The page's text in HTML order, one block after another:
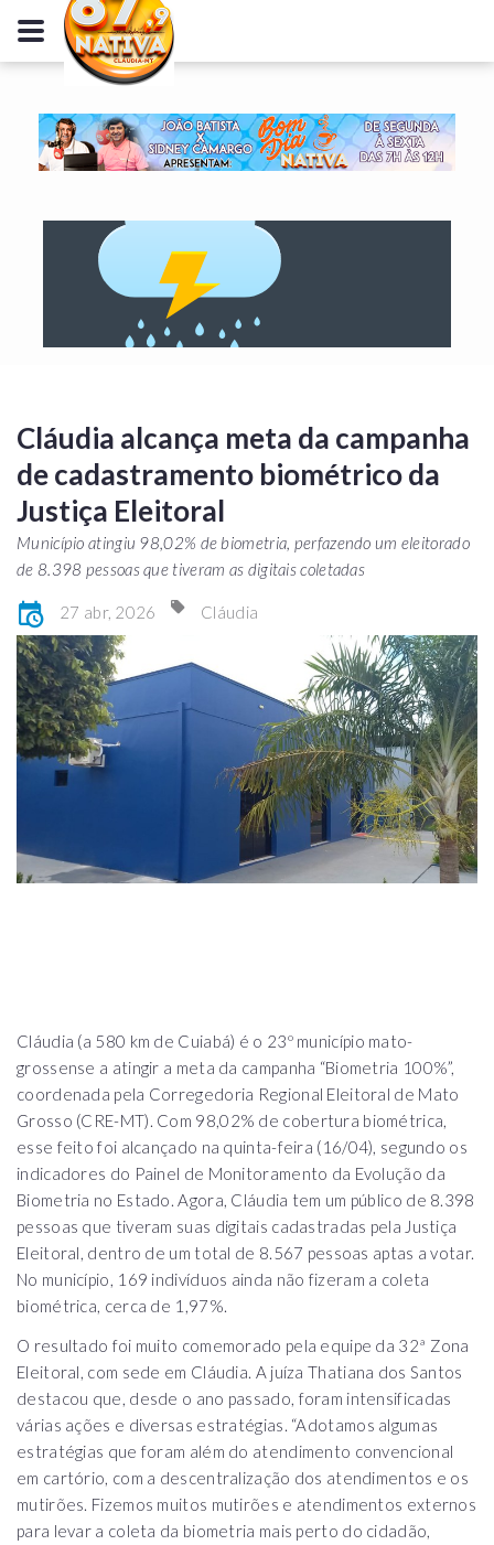
Cláudia alcança meta da campanha
de cadastramento biométrico da
Justiça Eleitoral
Município atingiu 98,02% de biometria, perfazendo um eleitorado
de 8.398 pessoas que tiveram as digitais coletadas
27 abr, 2026 Cláudia
Cláudia (a 580 km de Cuiabá) é o 23º município mato-
grossense a atingir a meta da campanha “Biometria 100%”,
coordenada pela Corregedoria Regional Eleitoral de Mato
Grosso (CRE-MT). Com 98,02% de cobertura biométrica,
esse feito foi alcançado na quinta-feira (16/04), segundo os
indicadores do Painel de Monitoramento da Evolução da
Biometria no Estado. Agora, Cláudia tem um público de 8.398
pessoas que tiveram suas digitais cadastradas pela Justiça
Eleitoral, dentro de um total de 8.567 pessoas aptas a votar.
No município, 169 indivíduos ainda não fizeram a coleta
biométrica, cerca de 1,97%.
O resultado foi muito comemorado pela equipe da 32ª Zona
Eleitoral, com sede em Cláudia. A juíza Thatiana dos Santos
destacou que, desde o ano passado, foram intensificadas
várias ações e diversas estratégias. “Adotamos algumas
estratégias que foram além do atendimento convencional
em cartório, com a descentralização dos atendimentos e os
mutirões. Fizemos muitos mutirões e atendimentos externos
para levar a coleta da biometria mais perto do cidadão,